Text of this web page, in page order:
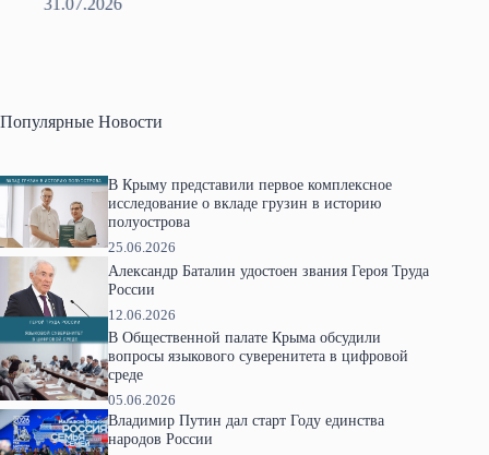
31.07.2026
Популярные Новости
В Крыму представили первое комплексное
исследование о вкладе грузин в историю
полуострова
25.06.2026
Александр Баталин удостоен звания Героя Труда
России
12.06.2026
В Общественной палате Крыма обсудили
вопросы языкового суверенитета в цифровой
среде
05.06.2026
Владимир Путин дал старт Году единства
народов России